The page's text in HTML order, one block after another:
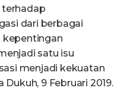
dari berbagai
kepentingan
satu isu
menjadi kekuatan
9 Februari 2019.